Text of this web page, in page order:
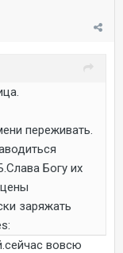
переживать.
Богу их
заряжать
вовсю